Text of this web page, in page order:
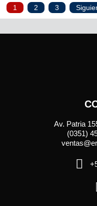
1 2 3
Av. Patria
(0351)